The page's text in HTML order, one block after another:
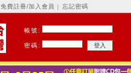
免費註冊/加入會員 忘記密碼
帳號:
密碼: